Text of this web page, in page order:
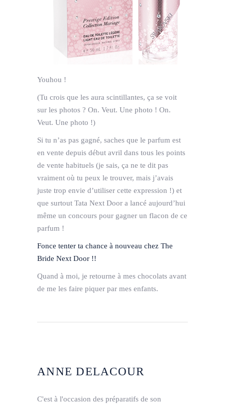
Youhou !
(Tu crois que les aura scintillantes, ça se voit
sur les photos ? On. Veut. Une photo ! On.
Veut. Une photo !)
Si tu n’as pas gagné, saches que le parfum est
en vente depuis début avril dans tous les points
de vente habituels (je sais, ça ne te dit pas
vraiment où tu peux le trouver, mais j’avais
juste trop envie d’utiliser cette expression !) et
que surtout Tata Next Door a lancé aujourd’hui
même un concours pour gagner un flacon de ce
parfum !
Fonce tenter ta chance à nouveau chez The
Bride Next Door !!
Quand à moi, je retourne à mes chocolats avant
de me les faire piquer par mes enfants.
ANNE DELACOUR
C'est à l'occasion des préparatifs de son